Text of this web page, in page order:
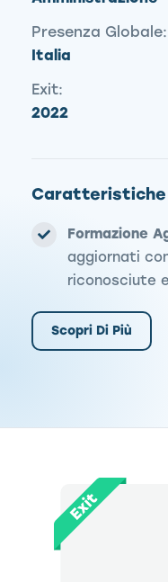
Presenza Globale:
Italia
Exit:
2022
Caratteristiche
Formazione
aggiornati
riconosciute
Scopri Di Più